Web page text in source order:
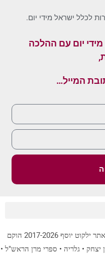
לכלל ישראל מידי יום.
יום עם ההלכה
המייל…
© yalkut yosef Rabbi Yitzhak Yosef אתר ילקוט יוסף 2017-2026 הוקם
• גלריה • ספרי מרן הראש"ל •